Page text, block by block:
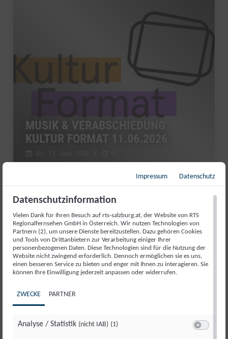
MUSIK & VERABSCHIEDUNG
KULTUR FORMAT 11.06.2026
VON GROSSEN BÜHNEN UND E
Kultur Format
Impressum Datenschutz
Datenschutzinformation
Vielen Dank für Ihren Besuch auf rts-salzburg.at, der Website von RTS
Regionalfernsehen GmbH in Österreich. Wir nutzen Technologien von
Partnern (2), um unsere Dienste bereitzustellen. Dazu gehören Cookies
und Tools von Drittanbietern zur Verarbeitung einiger Ihrer
personenbezogenen Daten. Diese Technologien sind für die Nutzung der
Website nicht zwingend erforderlich. Dennoch ermöglichen sie es uns,
einen besseren Service zu bieten und enger mit Ihnen zu interagieren. Sie
können Ihre Einwilligung jederzeit anpassen oder widerrufen.
ZWECKE PARTNER
Analyse / Statistik (nicht IAB) (1)